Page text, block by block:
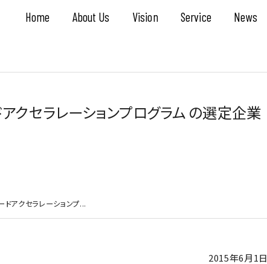
Home About Us Vision Service News
クセラレーションプログラム の選定企業
アクセラレーションプ...
2015年6月1日